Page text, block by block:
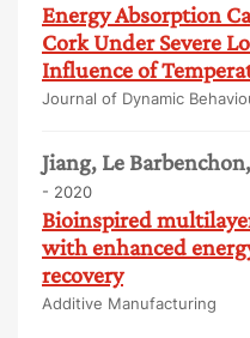
Energy Absorption
Cork Under Severe
Influence of
Journal of Dynamic
Jiang, Le
- 2020
Bioinspired
with enhanced
recovery
Additive Manufacturing